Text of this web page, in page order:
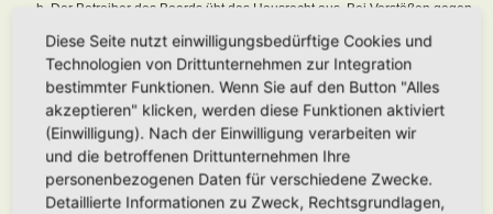
Der Betreiber des Boards übt das Hausrecht aus. Bei Verstößen gegen
Regeln kann der Betreiber dich nach Abmahnung zeitweise oder
dauerhaft von der Nutzung dieses Boards ausschließen und dir ein
Hausverbot erteilen.
Du nimmst zur Kenntnis, dass der Betreiber keine Verantwortung für die
Inhalte von Beiträgen übernimmt, die er nicht selbst erstellt hat oder die
er nicht zur Kenntnis genommen hat. Du gestattest dem Betreiber, dein
Benutzerkonto, Beiträge und Funktionen jederzeit zu löschen oder zu
sperren.
Du gestattest dem Betreiber darüber hinaus, deine Beiträge
Diese Seite nutzt einwilligungsbedürftige Cookies und
Technologien von Drittunternehmen zur Integration
bestimmter Funktionen. Wenn Sie auf den Button "Alles
akzeptieren" klicken, werden diese Funktionen aktiviert
(Einwilligung). Nach der Einwilligung verarbeiten wir
und die betroffenen Drittunternehmen Ihre
personenbezogenen Daten für verschiedene Zwecke.
Detaillierte Informationen zu Zweck, Rechtsgrundlagen,